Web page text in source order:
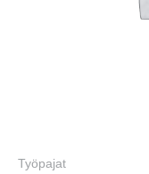
Työpajat